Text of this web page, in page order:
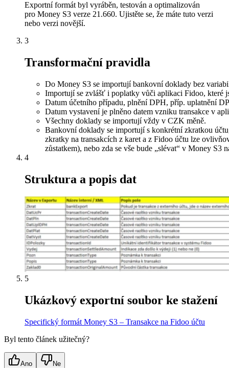
Exportní formát byl vyráběn, testován a optimalizován
pro Money S3 verze 21.660. Ujistěte se, že máte tuto verzi
nebo verzi novější.
3
Transformační pravidla
Do Money S3 se importují bankovní doklady bez
Importují se zvlášť i poplatky vůči aplikaci Fidoo, které
Datum účetního případu, plnění DPH, příp. uplatnění
Datum vystavení je plněno datem vzniku transakce v
Všechny doklady se importují vždy v CZK měně.
Bankovní doklady se importují s konkrétní zkratkou
zkratky na transakcích z karet a z Fidoo účtu lze
zůstatkem), nebo zda se vše bude „slévat“ v Money
4
Struktura a popis dat
5
Ukázkový exportní soubor ke stažení
Specifický formát Money S3 – Transakce na Fidoo účtu
Byl tento článek užitečný?
Ano Ne